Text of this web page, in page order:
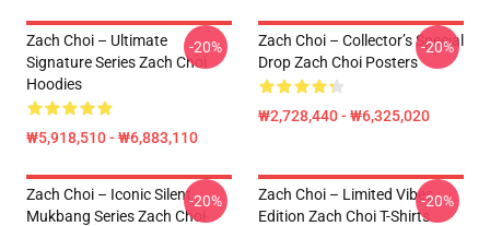
Zach Choi – Ultimate
Signature Series Zach Choi
Hoodies
₩5,918,510 - ₩6,883,110
-20%
Zach Choi – Collector’s Special
Drop Zach Choi Posters
₩2,728,440 - ₩6,325,020
-20%
Zach Choi – Iconic Silent
Mukbang Series Zach Choi
-20%
Zach Choi – Limited Vibes
Edition Zach Choi T-Shirts
-20%